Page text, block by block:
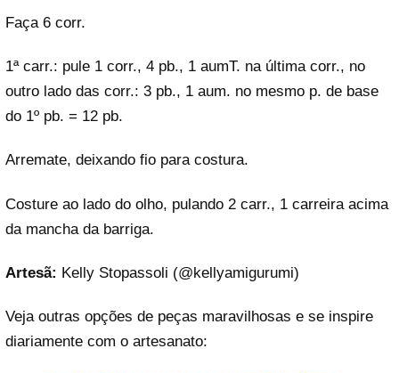
Faça 6 corr.
1ª carr.: pule 1 corr., 4 pb., 1 aumT. na última corr., no
outro lado das corr.: 3 pb., 1 aum. no mesmo p. de base
do 1º pb. = 12 pb.
Arremate, deixando fio para costura.
Costure ao lado do olho, pulando 2 carr., 1 carreira acima
da mancha da barriga.
Artesã: Kelly Stopassoli (@kellyamigurumi)
Veja outras opções de peças maravilhosas e se inspire
diariamente com o artesanato: